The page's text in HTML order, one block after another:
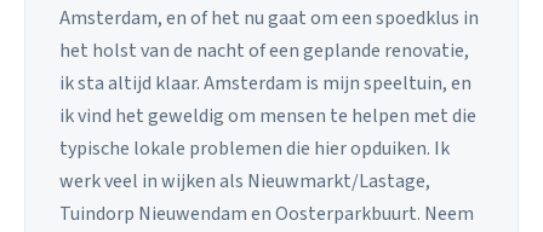
Amsterdam, en of het nu gaat om een spoedklus in
het holst van de nacht of een geplande renovatie,
ik sta altijd klaar. Amsterdam is mijn speeltuin, en
ik vind het geweldig om mensen te helpen met die
typische lokale problemen die hier opduiken. Ik
werk veel in wijken als Nieuwmarkt/Lastage,
Tuindorp Nieuwendam en Oosterparkbuurt. Neem